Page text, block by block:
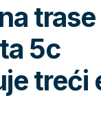
trase
5c
treći